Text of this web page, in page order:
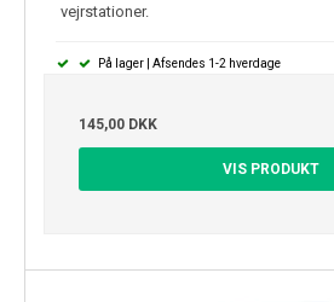
vejrstationer.
På lager | Afsendes 1-2 hverdage
145,00 DKK
VIS PRODUKT